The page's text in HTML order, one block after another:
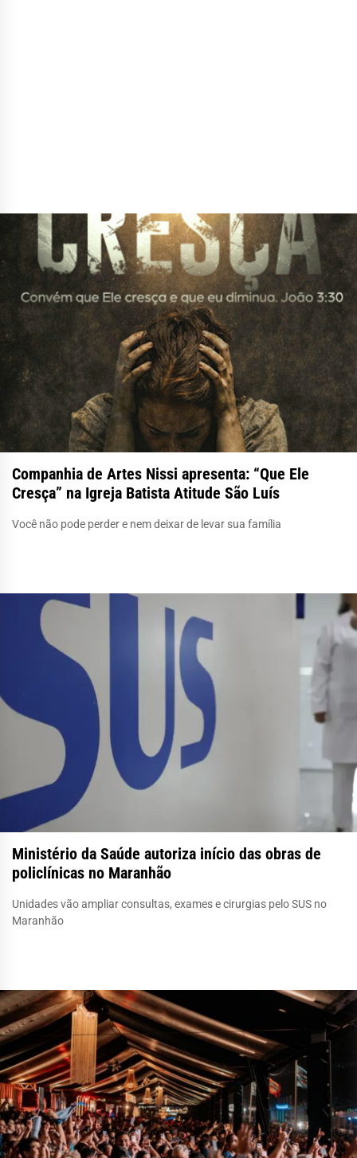
Companhia de Artes Nissi apresenta: “Que Ele
Cresça” na Igreja Batista Atitude São Luís
Você não pode perder e nem deixar de levar sua família
Ministério da Saúde autoriza início das obras de
policlínicas no Maranhão
Unidades vão ampliar consultas, exames e cirurgias pelo SUS no
Maranhão